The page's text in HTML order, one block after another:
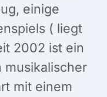
einige
( liegt
2002 ist ein
musikalischer
mit einem